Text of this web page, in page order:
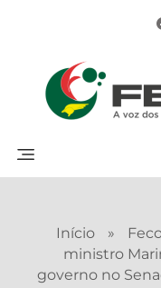
Início »
ministro
governo no